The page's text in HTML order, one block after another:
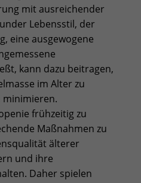
mit ausreichender
Lebensstil, der
eine ausgewogene
kann dazu beitragen,
im Alter zu
minimieren.
frühzeitig zu
Maßnahmen zu
älterer
und ihre
Daher spielen